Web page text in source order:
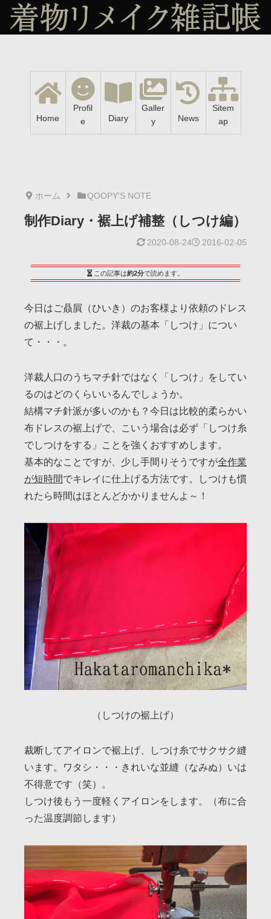
Home
Profil
e
Diary
Galler
y
News
Sitem
ap
ホーム QOOPY'S NOTE
制作Diary・裾上げ補整（しつけ編）
2016-02-05
2020-08-24
この記事は約2分で読めます。
今日はご贔屓（ひいき）のお客様より依頼のドレス
の裾上げしました。洋裁の基本「しつけ」につい
て・・・。
洋裁人口のうちマチ針ではなく「しつけ」をしてい
るのはどのくらいいるんでしょうか。
結構マチ針派が多いのかも？今日は比較的柔らかい
布ドレスの裾上げで、こいう場合は必ず「しつけ糸
でしつけをする」ことを強くおすすめします。
基本的なことですが、少し手間りそうですが全作業
が短時間でキレイに仕上げる方法です。しつけも慣
れたら時間はほとんどかかりませんよ～！
（しつけの裾上げ）
裁断してアイロンで裾上げ、しつけ糸でサクサク縫
います。ワタシ・・・きれいな並縫（なみぬ）いは
不得意です（笑）。
しつけ後もう一度軽くアイロンをします。（布に合
った温度調節します）